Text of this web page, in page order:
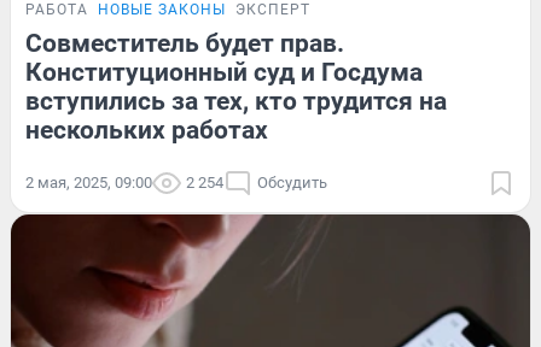
РАБОТА НОВЫЕ ЗАКОНЫ ЭКСПЕРТ
Совместитель будет прав.
Конституционный суд и Госдума
вступились за тех, кто трудится на
нескольких работах
2 мая, 2025, 09:00 2 254 Обсудить